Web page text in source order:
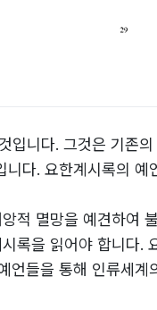
니다. 그것은 기존
다. 요한계시록의 예
적 멸망을 예견하여
록을 읽어야 합니다.
들을 통해 인류세계